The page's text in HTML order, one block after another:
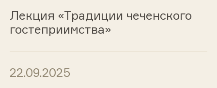
Лекция «Традиции чеченского
гостеприимства»
22.09.2025